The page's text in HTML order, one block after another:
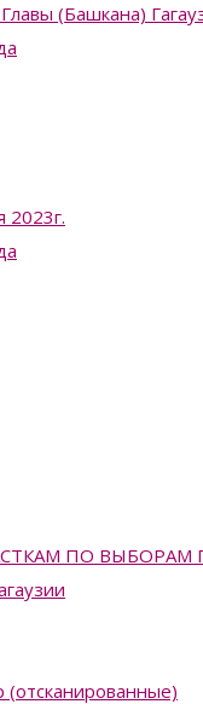
(Башкана)
2023г.
ПО ВЫБОРАМ
(отсканированные)